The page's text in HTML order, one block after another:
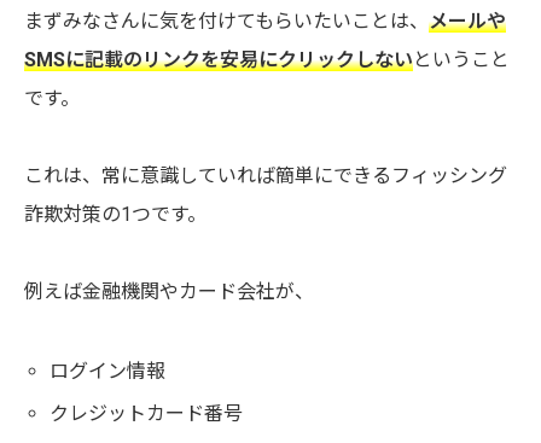
まずみなさんに気を付けてもらいたいことは、 メールや
SMSに記載のリンクを安易にクリックしないということ
です。
これは、常に意識していれば簡単にできるフィッシング
詐欺対策の1つです。
例えば金融機関やカード会社が、
ログイン情報
クレジットカード番号